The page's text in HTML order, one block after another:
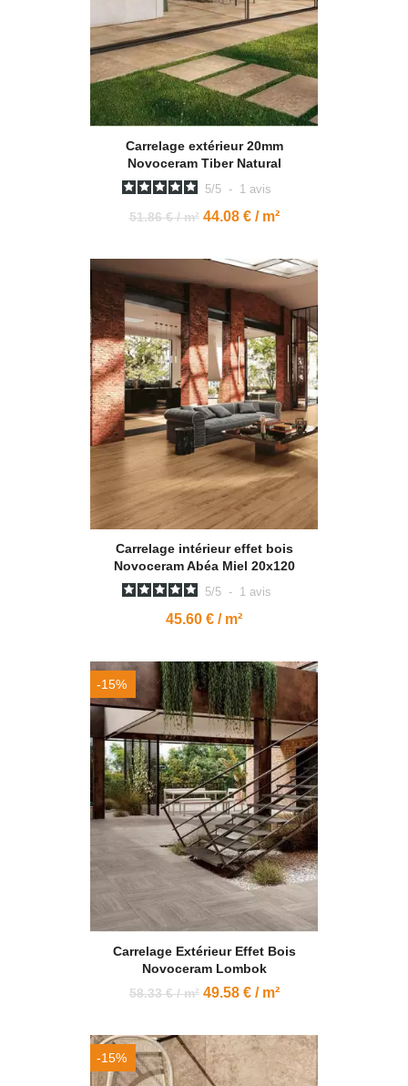
Carrelage extérieur 20mm
Novoceram Tiber Natural
5/5 - 1 avis
51.86 € / m² 44.08 € / m²
Carrelage intérieur effet bois
Novoceram Abéa Miel 20x120
5/5 - 1 avis
45.60 € / m²
Carrelage Extérieur Effet Bois
Novoceram Lombok
58.33 € / m² 49.58 € / m²
-15%
-15%